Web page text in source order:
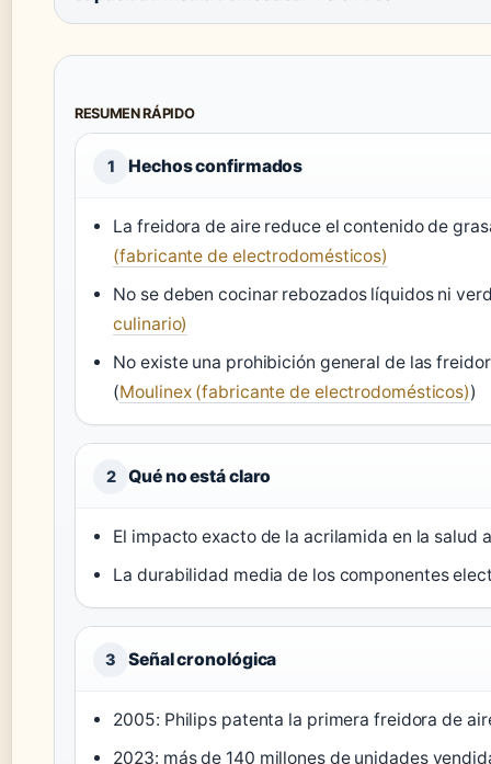
RESUMEN RÁPIDO
1 Hechos confirmados
La freidora de aire reduce el contenido de
(fabricante de electrodomésticos)
No se deben cocinar rebozados líquidos ni
culinario)
No existe una prohibición general de las
(Moulinex (fabricante de electrodomésticos))
2 Qué no está claro
El impacto exacto de la acrilamida en la salud
La durabilidad media de los componentes
3 Señal cronológica
2005: Philips patenta la primera freidora de
2023: más de 140 millones de unidades